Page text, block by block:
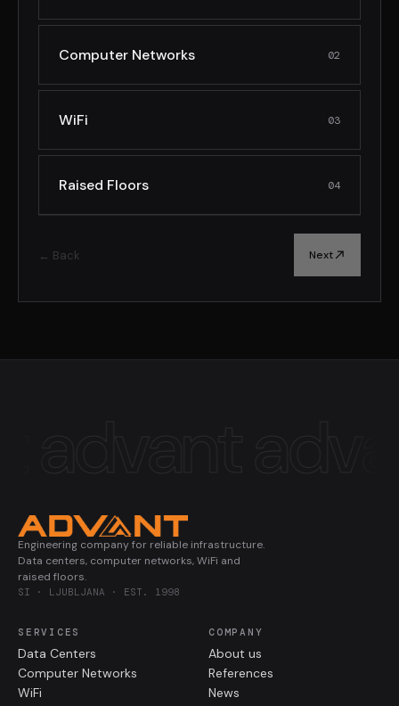
Computer Networks 02
WiFi 03
Raised Floors 04
← Back Next
Engineering company for reliable infrastructure.
Data centers, computer networks, WiFi and
raised floors.
SI · LJUBLJANA · EST. 1998
SERVICES
Data Centers
Computer Networks
WiFi
COMPANY
About us
References
News